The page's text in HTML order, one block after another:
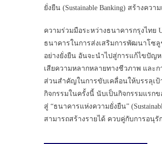
ยั่งยืน (Sustainable Banking) สร้างค
ความร่วมมือระหว่างธนาคารกรุงไทย
ธนาคารในการส่งเสริมการพัฒนาโซลู
อย่างยั่งยืน อันจะนำไปสู่การแก้ไขปัญ
เสียความหลากหลายทางชีวภาพ และ
ส่วนสำคัญในการขับเคลื่อนให้บรรลุเป้
กิจกรรมในครั้งนี้ นับเป็นกิจกรรมแรก
สู่ “ธนาคารแห่งความยั่งยืน”
สามารถสร้างรายได้ ควบคู่กับการอนุ